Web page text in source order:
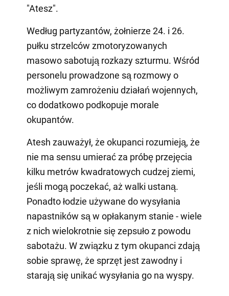
"Atesz".
Według partyzantów, żołnierze 24. i 26.
pułku strzelców zmotoryzowanych
masowo sabotują rozkazy szturmu. Wśród
personelu prowadzone są rozmowy o
możliwym zamrożeniu działań wojennych,
co dodatkowo podkopuje morale
okupantów.
Atesh zauważył, że okupanci rozumieją, że
nie ma sensu umierać za próbę przejęcia
kilku metrów kwadratowych cudzej ziemi,
jeśli mogą poczekać, aż walki ustaną.
Ponadto łodzie używane do wysyłania
napastników są w opłakanym stanie - wiele
z nich wielokrotnie się zepsuło z powodu
sabotażu. W związku z tym okupanci zdają
sobie sprawę, że sprzęt jest zawodny i
starają się unikać wysyłania go na wyspy.